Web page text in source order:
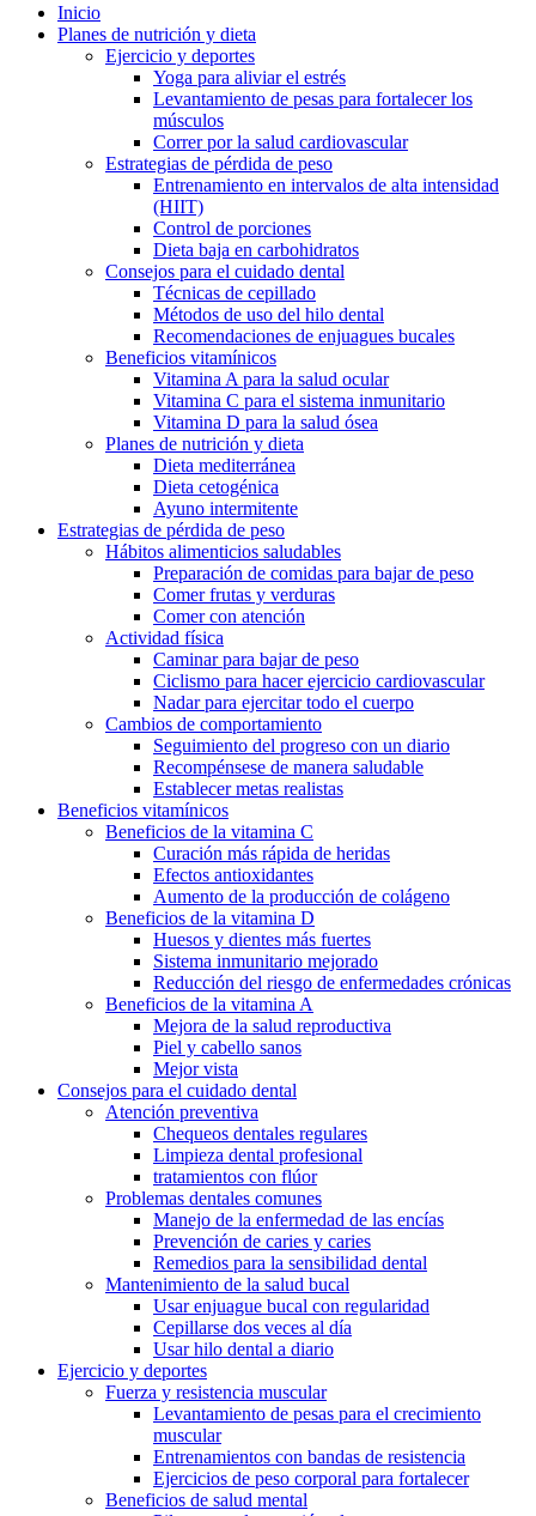
Inicio
Planes de nutrición y dieta
Ejercicio y deportes
Yoga para aliviar el estrés
Levantamiento de pesas para fortalecer los
músculos
Correr por la salud cardiovascular
Estrategias de pérdida de peso
Entrenamiento en intervalos de alta intensidad
(HIIT)
Control de porciones
Dieta baja en carbohidratos
Consejos para el cuidado dental
Técnicas de cepillado
Métodos de uso del hilo dental
Recomendaciones de enjuagues bucales
Beneficios vitamínicos
Vitamina A para la salud ocular
Vitamina C para el sistema inmunitario
Vitamina D para la salud ósea
Planes de nutrición y dieta
Dieta mediterránea
Dieta cetogénica
Ayuno intermitente
Estrategias de pérdida de peso
Hábitos alimenticios saludables
Preparación de comidas para bajar de peso
Comer frutas y verduras
Comer con atención
Actividad física
Caminar para bajar de peso
Ciclismo para hacer ejercicio cardiovascular
Nadar para ejercitar todo el cuerpo
Cambios de comportamiento
Seguimiento del progreso con un diario
Recompénsese de manera saludable
Establecer metas realistas
Beneficios vitamínicos
Beneficios de la vitamina C
Curación más rápida de heridas
Efectos antioxidantes
Aumento de la producción de colágeno
Beneficios de la vitamina D
Huesos y dientes más fuertes
Sistema inmunitario mejorado
Reducción del riesgo de enfermedades crónicas
Beneficios de la vitamina A
Mejora de la salud reproductiva
Piel y cabello sanos
Mejor vista
Consejos para el cuidado dental
Atención preventiva
Chequeos dentales regulares
Limpieza dental profesional
tratamientos con flúor
Problemas dentales comunes
Manejo de la enfermedad de las encías
Prevención de caries y caries
Remedios para la sensibilidad dental
Mantenimiento de la salud bucal
Usar enjuague bucal con regularidad
Cepillarse dos veces al día
Usar hilo dental a diario
Ejercicio y deportes
Fuerza y resistencia muscular
Levantamiento de pesas para el crecimiento
muscular
Entrenamientos con bandas de resistencia
Ejercicios de peso corporal para fortalecer
Beneficios de salud mental